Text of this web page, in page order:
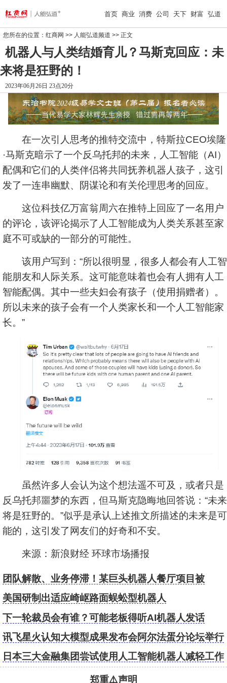
首页 商业 消费 公司 天下 财富 弘道
您所在的位置： 红商网 >> 人能弘道频道 >> 正文
机器人与人类结婚育儿？马斯克回应：未
来将是狂野的！
2023年06月26日 23点20分
在一次引人思考的推特交流中， 特斯拉CEO埃隆
·马斯克暗示了一个反乌托邦的未来，人工智能（AI）
配偶和它们的人类伴侣将共同抚养机器人孩子，这引
发了一连串幽默、阴谋论和有关伦理思考的回应。
这位科技亿万富翁周六在推特上回应了一名用户
的评论，该评论揭示了人工智能成为人类关系甚至家
庭不可或缺的一部分的可能性。
该用户写到：“所以很明显，很多人都会有人工智
能朋友和人际关系。这可能意味着也会有人拥有人工
智能配偶。其中一些夫妇会有孩子（使用捐赠者）。
所以未来的孩子会有一个人类家长和一个人工智能家
长。”
虽然许多人会认为这个想法遥不可及，或者只是
反乌托邦噩梦的东西，但马斯克隐晦地回答说：“未来
将是狂野的。”似乎是承认上述推文所描述的未来是可
能的，这引发了网友们的好奇和不安。
来源：新浪财经 环球市场播报
团队解散、业务停滞！某巨头机器人餐厅项目被
曝“惨败”
美国研制出适应崎岖路面蜈蚣型机器人
下一轮裁员会有谁？可能老板得听AI机器人发话
讯飞星火认知大模型成果发布会阿尔法蛋分论坛举行
阿尔法蛋儿童GPT机器人精彩亮相
日本三大金融集团尝试使用人工智能机器人减轻工作
郑重⚠️声明